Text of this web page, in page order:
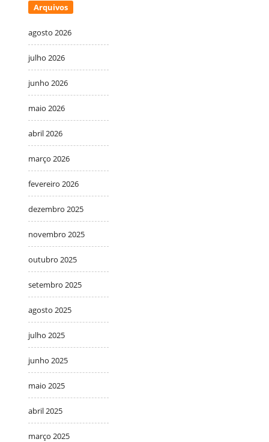
Arquivos
agosto 2026
julho 2026
junho 2026
maio 2026
abril 2026
março 2026
fevereiro 2026
dezembro 2025
novembro 2025
outubro 2025
setembro 2025
agosto 2025
julho 2025
junho 2025
maio 2025
abril 2025
março 2025